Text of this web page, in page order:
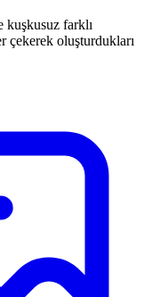
kuşkusuz farklı
çekerek oluşturdukları